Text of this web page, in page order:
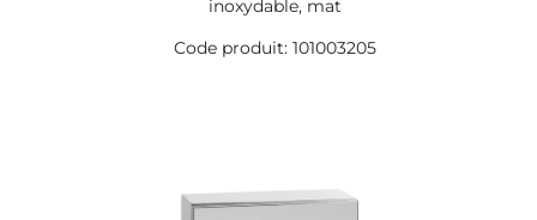
inoxydable, mat
Code produit: 101003205